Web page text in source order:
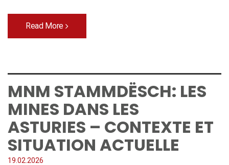
Read More
MNM STAMMDËSCH: LES
MINES DANS LES
ASTURIES – CONTEXTE ET
SITUATION ACTUELLE
19. 02 2026